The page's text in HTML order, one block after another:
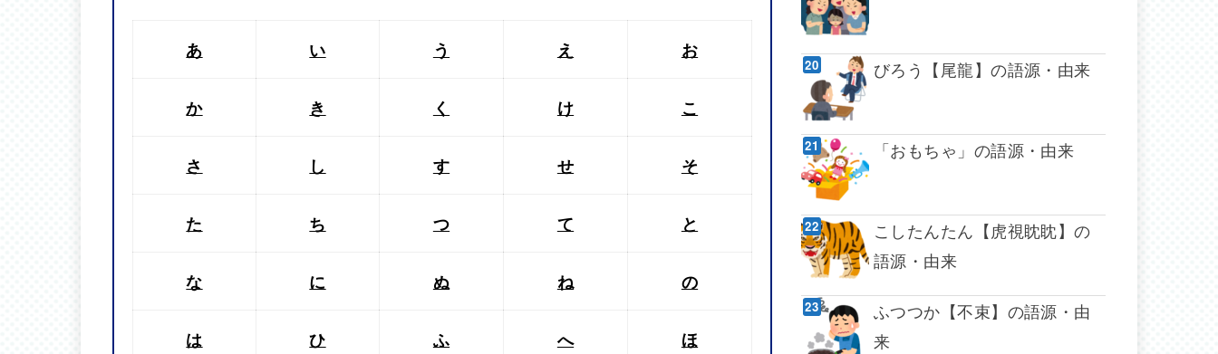
あ い う え お
か き く け こ
さ し す せ そ
た ち つ て と
な に ぬ ね の
は ひ ふ へ ほ
びろう【尾龍】の語源・由来
「おもちゃ」の語源・由来
こしたんたん【虎視眈眈】の
語源・由来
ふつつか【不束】の語源・由
来